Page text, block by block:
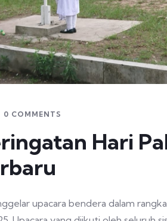
0 COMMENTS
Hari
upacara bendera dalam